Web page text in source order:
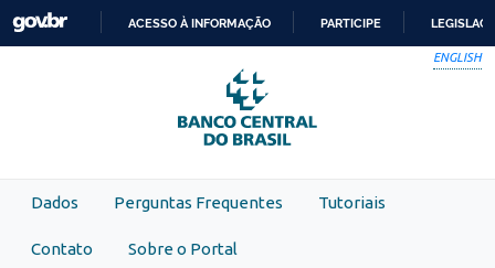
Skip to main content
PARA
O
CONTEÚDO
ACESSO À INFORMAÇÃO PARTICIPE
ENGLISH
Dados Perguntas Frequentes Tutoriais
Contato Sobre o Portal